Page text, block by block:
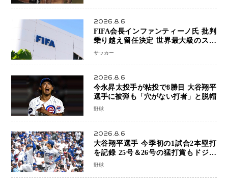
王座挑戦は再び遠のく
2026.8.6
FIFA会長インファンティーノ氏 批判
乗り越え留任決定 世界最大級のスポ
ーツ組織を支える「権威」は揺るがず
サッカー
2026.8.6
今永昇太投手が粘投で8勝目 大谷翔平
選手に被弾も「穴がない打者」と脱帽
野球
2026.8.6
大谷翔平選手 今季初の1試合2本塁打
を記録 25号＆26号の猛打賞もドジャ
ースは今季ワーストの6連敗
野球